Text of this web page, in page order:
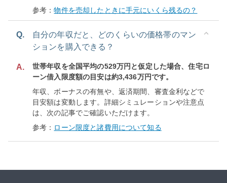
参考：物件を売却したときに手元にいくら残るの？
Q.
自分の年収だと、どのくらいの価格帯のマン
ションを購入できる？
A.
世帯年収を全国平均の529万円と仮定した場合、住宅ロ
ーン借入限度額の目安は約3,436万円です。
年収、ボーナスの有無や、返済期間、審査金利などで
目安額は変動します。詳細シミュレーションや注意点
は、次の記事でご確認いただけます。
参考： ローン限度と諸費用について知る